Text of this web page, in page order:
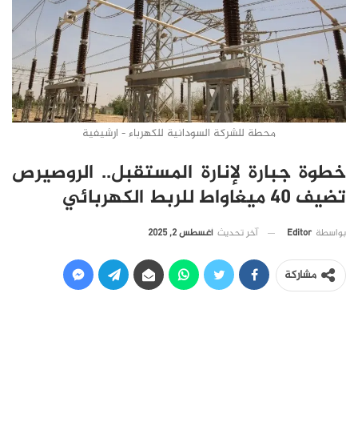
محطة للشركة السودانية للكهرباء - ارشيفية
خطوة جبارة لإنارة المستقبل.. الروصيرص
تضيف 40 ميغاواط للربط الكهربائي
بواسطة Editor آخر تحديث أغسطس 2, 2025
مشاركة